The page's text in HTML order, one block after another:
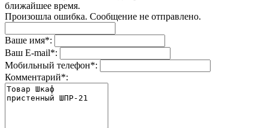
ближайшее время.
Произошла ошибка. Сообщение не отправлено.
Ваше имя*:
Ваш E-mail*:
Мобильный телефон*:
Комментарий*: